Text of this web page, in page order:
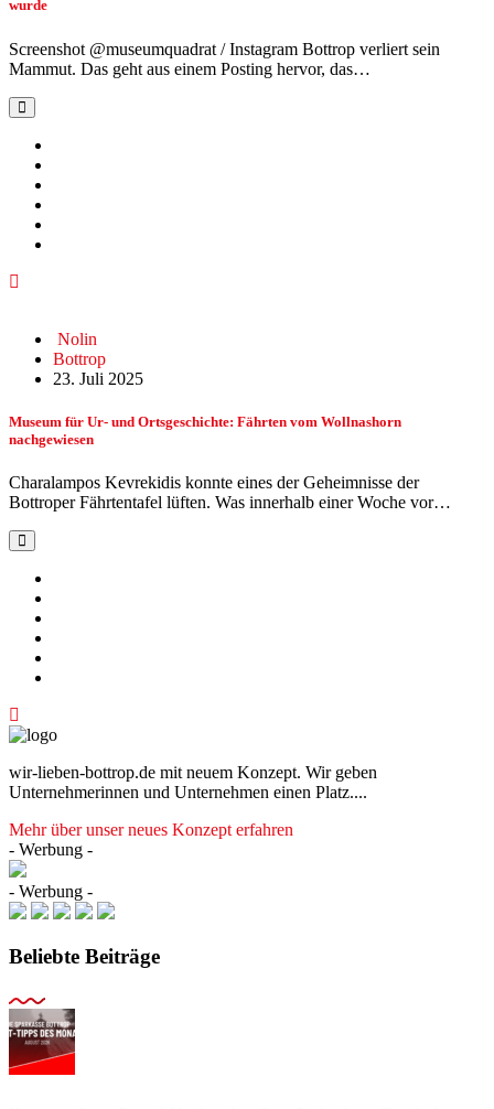
wurde
Screenshot @museumquadrat / Instagram Bottrop verliert sein
Mammut. Das geht aus einem Posting hervor, das…
Nolin
Bottrop
23. Juli 2025
Museum für Ur- und Ortsgeschichte: Fährten vom Wollnashorn
nachgewiesen
Charalampos Kevrekidis konnte eines der Geheimnisse der
Bottroper Fährtentafel lüften. Was innerhalb einer Woche vor…
wir-lieben-bottrop.de mit neuem Konzept. Wir geben
Unternehmerinnen und Unternehmen einen Platz....
Mehr über unser neues Konzept erfahren
- Werbung -
- Werbung -
Beliebte Beiträge